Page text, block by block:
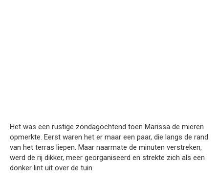
Het was een rustige zondagochtend toen Marissa de mieren
opmerkte. Eerst waren het er maar een paar, die langs de rand
van het terras liepen. Maar naarmate de minuten verstreken,
werd de rij dikker, meer georganiseerd en strekte zich als een
donker lint uit over de tuin.